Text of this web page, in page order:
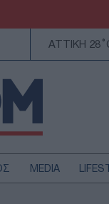
ΑΤΤΙΚΗ
MEDIA